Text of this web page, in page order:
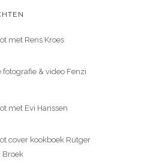
met Rens Kroes
fotografie & video Fenzi
met Evi Hanssen
cover kookboek Rutger
Broek